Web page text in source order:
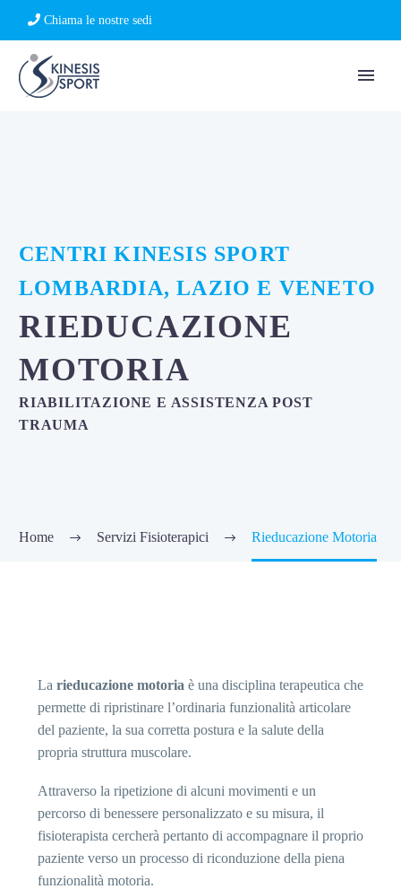
Chiama le nostre sedi
CENTRI KINESIS SPORT
LOMBARDIA, LAZIO E VENETO
RIEDUCAZIONE
MOTORIA
RIABILITAZIONE E ASSISTENZA POST
TRAUMA
Home Servizi Fisioterapici Rieducazione Motoria
La rieducazione motoria è una disciplina terapeutica che
permette di ripristinare l’ordinaria funzionalità articolare
del paziente, la sua corretta postura e la salute della
propria struttura muscolare.
Attraverso la ripetizione di alcuni movimenti e un
percorso di benessere personalizzato e su misura, il
fisioterapista cercherà pertanto di accompagnare il proprio
paziente verso un processo di riconduzione della piena
funzionalità motoria.